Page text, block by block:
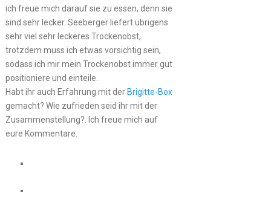
ich freue mich darauf sie zu essen, denn sie
sind sehr lecker. Seeberger liefert übrigens
sehr viel sehr leckeres Trockenobst,
trotzdem muss ich etwas vorsichtig sein,
sodass ich mir mein Trockenobst immer gut
positioniere und einteile.
Habt ihr auch Erfahrung mit der Brigitte-Box
gemacht? Wie zufrieden seid ihr mit der
Zusammenstellung?. Ich freue mich auf
eure Kommentare.